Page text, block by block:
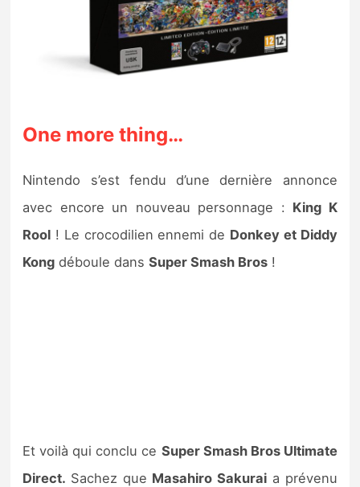
One more thing…
Nintendo s’est fendu d’une dernière annonce
avec encore un nouveau personnage : King K
Rool ! Le crocodilien ennemi de Donkey et Diddy
Kong déboule dansSuper Smash Bros !
Et voilà qui conclu ce Super Smash Bros Ultimate
Direct. Sachez que Masahiro Sakurai a prévenu